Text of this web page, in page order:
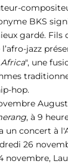
BKS
gardé. Fils
jazz
", une
hop.
, à 9
un concert à
26
novembre,